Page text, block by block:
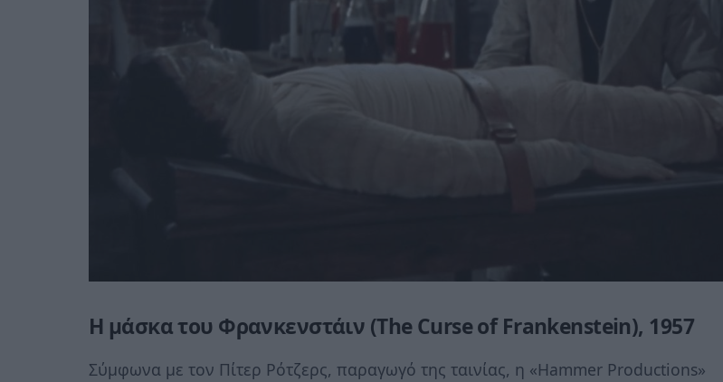
Η μάσκα του Φρανκενστάιν (The Curse of Frankenstein), 1957
Σύμφωνα με τον Πίτερ Ρότζερς, παραγωγό της ταινίας, η «Hammer Productions»